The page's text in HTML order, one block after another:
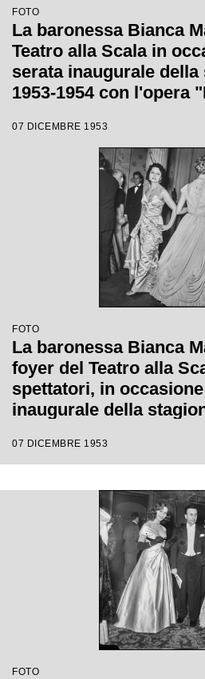
FOTO
La baronessa Bianca
Teatro alla Scala in
serata inaugurale
1953-1954 con l'opera
Giulini, con la regia di
07 DICEMBRE 1953
FOTO
La baronessa Bianca
foyer del Teatro alla
spettatori, in
inaugurale della
Catalani, diretta da
07 DICEMBRE 1953
FOTO